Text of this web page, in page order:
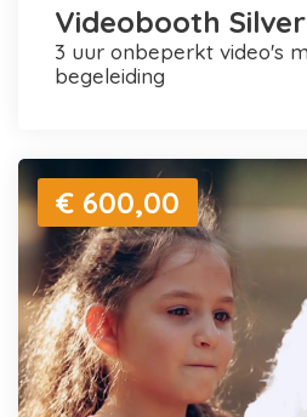
Videobooth Silver
3 uur onbeperkt video's maken + personele
begeleiding
€ 600,00